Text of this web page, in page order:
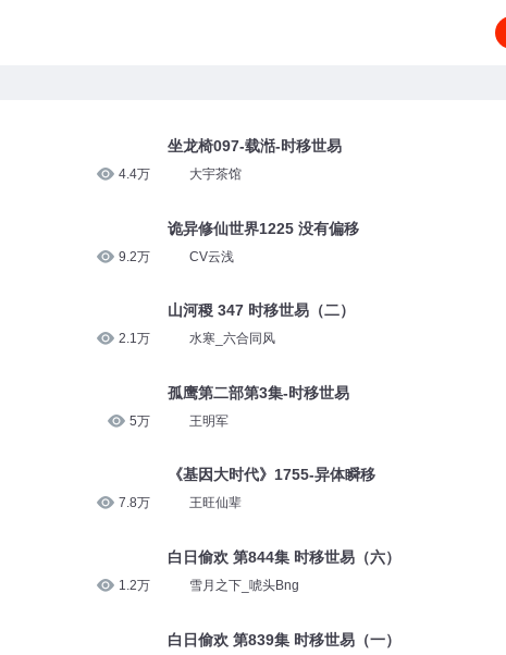
4.4万
9.2万
2.1万
5万
7.8万
1.2万
坐龙椅097-载湉-时移世易
大宇茶馆
诡异修仙世界1225 没有偏移
CV云浅
山河稷 347 时移世易（二）
水寒_六合同风
孤鹰第二部第3集-时移世易
王明军
《基因大时代》1755-异体瞬移
王旺仙辈
白日偷欢 第844集 时移世易（六）
雪月之下_唬头Bng
白日偷欢 第839集 时移世易（一）